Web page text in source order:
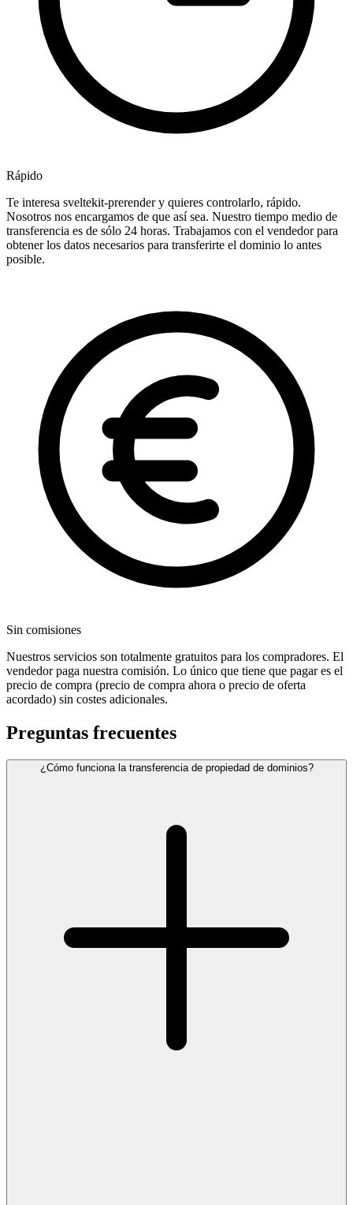
Rápido
Te interesa sveltekit-prerender y quieres controlarlo, rápido.
Nosotros nos encargamos de que así sea. Nuestro tiempo medio de
transferencia es de sólo 24 horas. Trabajamos con el vendedor para
obtener los datos necesarios para transferirte el dominio lo antes
posible.
Sin comisiones
Nuestros servicios son totalmente gratuitos para los compradores. El
vendedor paga nuestra comisión. Lo único que tiene que pagar es el
precio de compra (precio de compra ahora o precio de oferta
acordado) sin costes adicionales.
Preguntas frecuentes
¿Cómo funciona la transferencia de propiedad de dominios?